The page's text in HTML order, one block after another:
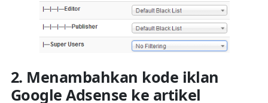
2. Menambahkan kode iklan
Google Adsense ke artikel